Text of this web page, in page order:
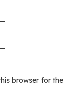
browser for the